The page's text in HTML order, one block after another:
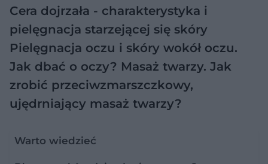
Cera dojrzała - charakterystyka i
pielęgnacja starzejącej się skóry
Pielęgnacja oczu i skóry wokół oczu.
Jak dbać o oczy? Masaż twarzy. Jak
zrobić przeciwzmarszczkowy,
ujędrniający masaż twarzy?
Warto wiedzieć